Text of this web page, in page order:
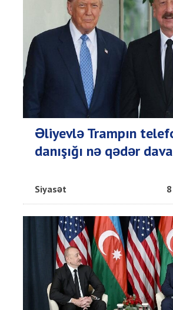
Əliyevlə Trampın
danışığı nə qədər
Siyasət